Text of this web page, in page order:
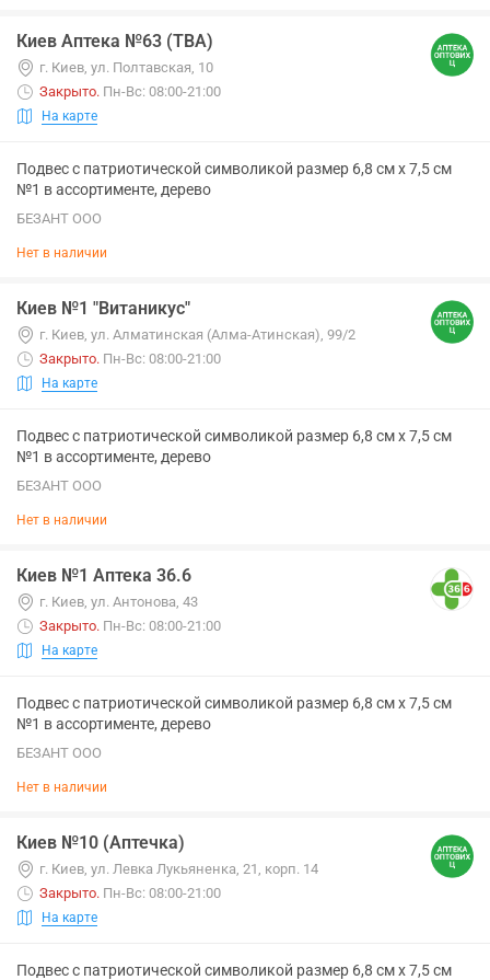
Киев Аптека №63 (ТВА)
г. Киев, ул. Полтавская, 10
Закрыто. Пн-Вс: 08:00-21:00
На карте
Подвес с патриотической символикой размер 6,8 см х 7,5 см
№1 в ассортименте, дерево
БЕЗАНТ ООО
Нет в наличии
Киев №1 "Витаникус"
г. Киев, ул. Алматинская (Алма-Атинская), 99/2
Закрыто. Пн-Вс: 08:00-21:00
На карте
Подвес с патриотической символикой размер 6,8 см х 7,5 см
№1 в ассортименте, дерево
БЕЗАНТ ООО
Нет в наличии
Киев №1 Аптека 36.6
г. Киев, ул. Антонова, 43
Закрыто. Пн-Вс: 08:00-21:00
На карте
Подвес с патриотической символикой размер 6,8 см х 7,5 см
№1 в ассортименте, дерево
БЕЗАНТ ООО
Нет в наличии
Киев №10 (Аптечка)
г. Киев, ул. Левка Лукьяненка, 21, корп. 14
Закрыто. Пн-Вс: 08:00-21:00
На карте
Подвес с патриотической символикой размер 6,8 см х 7,5 см